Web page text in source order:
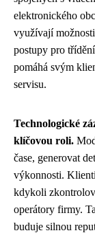
elektronického
využívají
postupy pro
pomáhá svým
servisu.
Technologické
klíčovou roli.
čase, generovat
výkonnosti.
kdykoli
operátory firmy.
buduje silnou